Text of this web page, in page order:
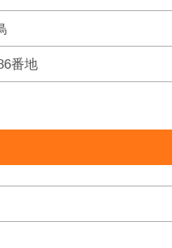
番地